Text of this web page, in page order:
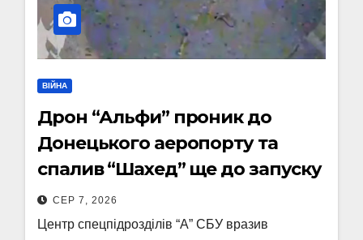
ВІЙНА
Дрон “Альфи” проник до
Донецького аеропорту та
спалив “Шахед” ще до запуску
СЕР 7, 2026
Центр спецпідрозділів “А” СБУ вразив